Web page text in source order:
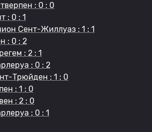
: 0 : 0
: 0 : 1
Сент-Жиллуаз : 1 : 1
: 0 : 2
: 2 : 1
: 0 : 2
Трюйден : 1 : 0
: 1 : 0
: 2 : 0
: 0 : 1